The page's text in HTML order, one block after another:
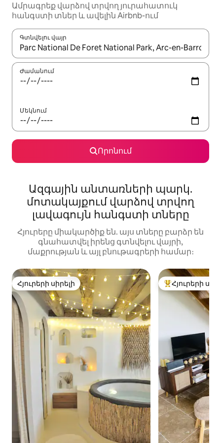
Ամրագրեք վարձով տրվող յուրահատուկ
հանգստի տներ և ավելին Airbnb-ում
Գտնվելու վայր
Երբ արդյունքները հասանելի լինեն, սլաքների
Ժամանում
Մեկնում
Որոնում
Ազգային անտառների պարկ.
մոտակայքում վարձով տրվող
լավագույն հանգստի տները
Հյուրերը միակարծիք են. այս տները բարձր են
գնահատվել իրենց գտնվելու վայրի,
մաքրության և այլ բնութագրերի համար։
Հյուրերի սիրելի
Հյուրերի սիրելի Հյուրերի
Հյուրերի